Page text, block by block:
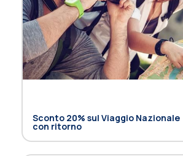
Sconto 20% sul Viaggio Nazionale
con ritorno